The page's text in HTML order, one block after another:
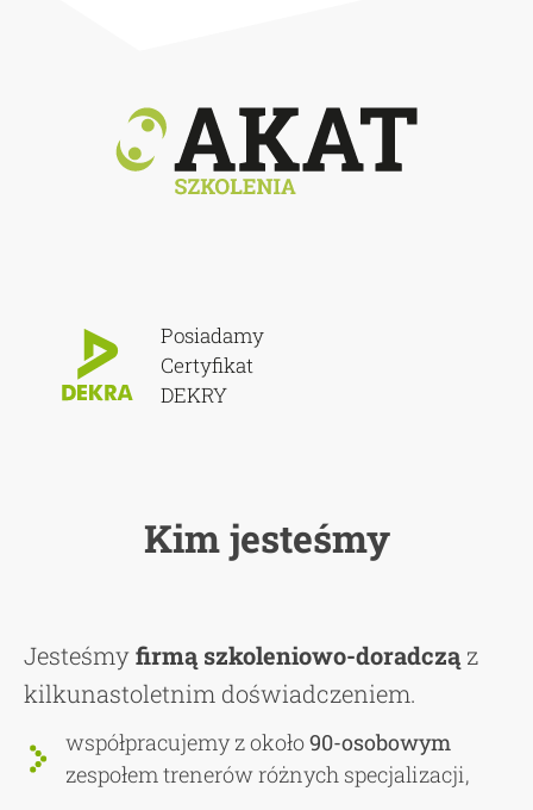
Kim jesteśmy
Jesteśmyfirmą szkoleniowo-doradczą z
kilkunastoletnim doświadczeniem.
współpracujemy z około90-osobowym
zespołem trenerów różnych specjalizacji,
Posiadamy
Certyfikat
DEKRY